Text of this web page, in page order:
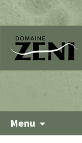
Menu